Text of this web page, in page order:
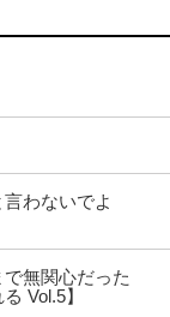
わないでよ
無関心だった
Vol.5】